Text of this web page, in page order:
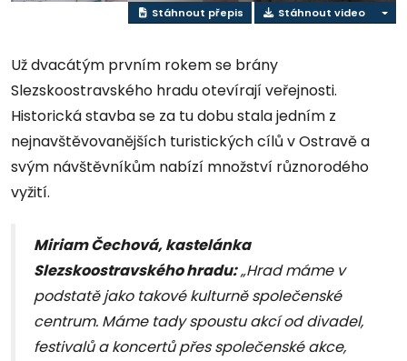
Stáhnout přepis Stáhnout video
Už dvacátým prvním rokem se brány
Slezskoostravského hradu otevírají veřejnosti.
Historická stavba se za tu dobu stala jedním z
nejnavštěvovanějších turistických cílů v Ostravě a
svým návštěvníkům nabízí množství různorodého
vyžití.
Miriam Čechová, kastelánka
Slezskoostravského hradu:„Hrad máme v
podstatě jako takové kulturně společenské
centrum. Máme tady spoustu akcí od divadel,
festivalů a koncertů přes společenské akce,